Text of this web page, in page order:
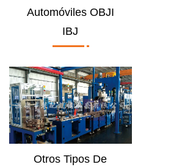
Automóviles OBJI
IBJ
Otros Tipos De